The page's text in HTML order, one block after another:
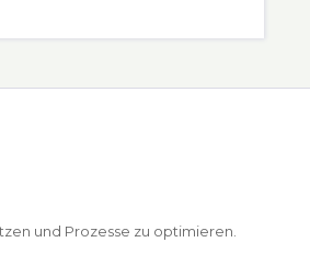
und Prozesse zu optimieren.